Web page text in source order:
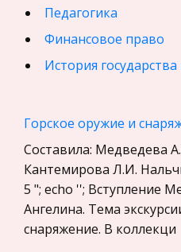
Педагогика
Финансовое право
История
Искусство,
Компьютерные сети
Материаловедение
Авиация
Горское оружие и
Составила: Медведева
Кантемирова Л.И.
5 "; echo ''; Вступление
Ангелина. Тема
снаряжение. В коллекци